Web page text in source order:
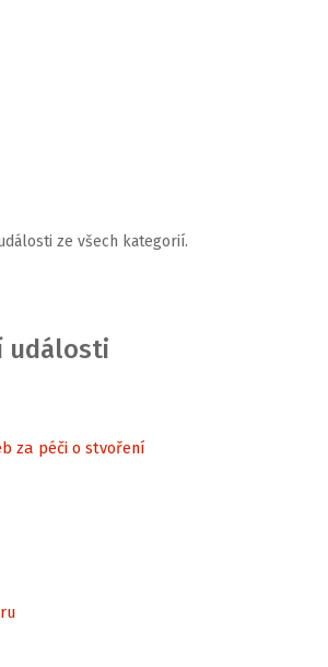
ze všech kategorií.
události
za péči o stvoření